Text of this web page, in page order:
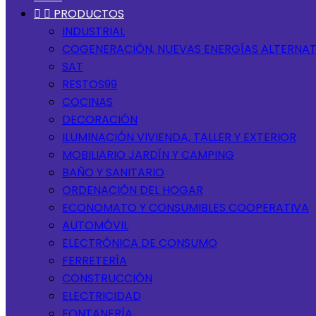
  PRODUCTOS
INDUSTRIAL
COGENERACIÓN, NUEVAS ENERGÍAS
SAT
RESTOS99
COCINAS
DECORACIÓN
ILUMINACIÓN VIVIENDA, TALLER Y EXTERIOR
MOBILIARIO JARDÍN Y CAMPING
BAÑO Y SANITARIO
ORDENACIÓN DEL HOGAR
ECONOMATO Y CONSUMIBLES COOPERATIVA
AUTOMÓVIL
ELECTRÓNICA DE CONSUMO
FERRETERÍA
CONSTRUCCIÓN
ELECTRICIDAD